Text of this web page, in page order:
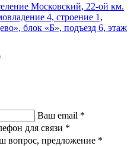
Московский, 22-ой км.
4, строение 1,
блок «Б», подъезд 6, этаж
Ваш email *
для связи *
вопрос, предложение *